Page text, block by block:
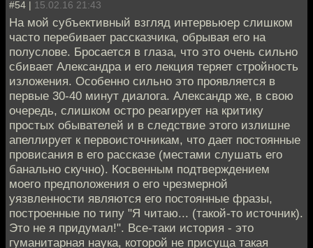
#54 | 15.02.16 21:43
На мой субъективный взгляд интервьюер слишком
часто перебивает рассказчика, обрывая его на
полуслове. Бросается в глаза, что это очень сильно
сбивает Александра и его лекция теряет стройность
изложения. Особенно сильно это проявляется в
первые 30-40 минут диалога. Александр же, в свою
очередь, слишком остро реагирует на критику
простых обывателей и в следствие этого излишне
апеллирует к первоисточникам, что дает постоянные
провисания в его рассказе (местами слушать его
банально скучно). Косвенным подтверждением
моего предположения о его чрезмерной
уязвленности являются его постоянные фразы,
построенные по типу "Я читаю... (такой-то источник).
Это не я придумал!". Все-таки история - это
гуманитарная наука, которой не присуща такая